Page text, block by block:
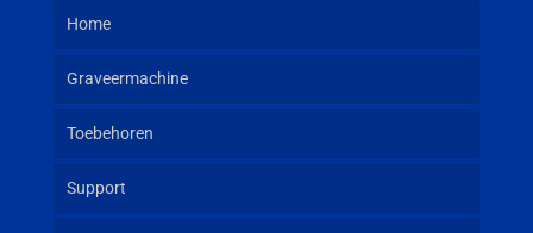
Home
Graveermachine
Toebehoren
Support